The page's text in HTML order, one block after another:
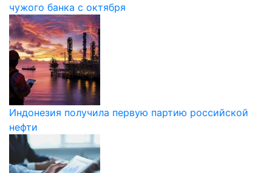
чужого банка с октября
Индонезия получила первую партию российской
нефти